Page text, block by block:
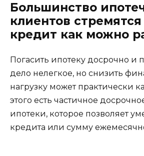
Большинство
клиентов
кредит как можно
Погасить ипотеку досрочно и
дело нелегкое, но снизить
нагрузку может практически
этого есть частичное
ипотеки, которое позволяет
кредита или сумму